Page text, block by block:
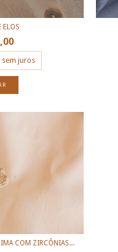
ELOS
sem juros
COM ZIRCÔNIAS...